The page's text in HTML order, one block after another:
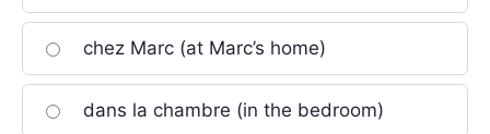
chez Marc (at Marc’s home)
dans la chambre (in the bedroom)